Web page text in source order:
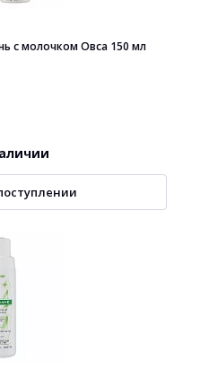
с молочком Овса 150 мл